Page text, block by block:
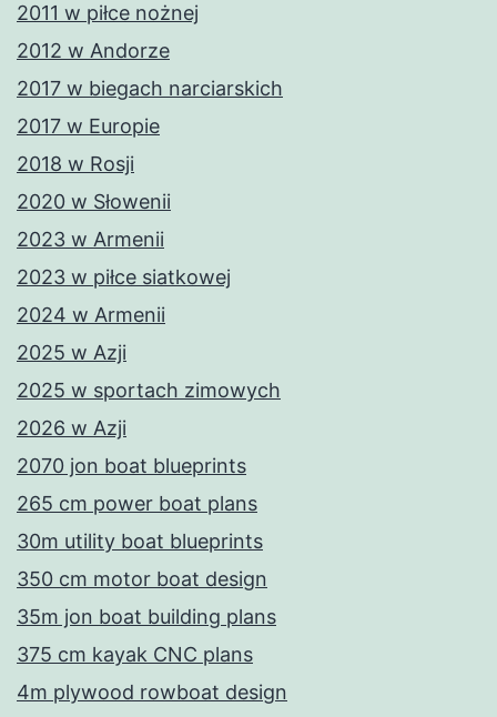
2011 w piłce nożnej
2012 w Andorze
2017 w biegach narciarskich
2017 w Europie
2018 w Rosji
2020 w Słowenii
2023 w Armenii
2023 w piłce siatkowej
2024 w Armenii
2025 w Azji
2025 w sportach zimowych
2026 w Azji
2070 jon boat blueprints
265 cm power boat plans
30m utility boat blueprints
350 cm motor boat design
35m jon boat building plans
375 cm kayak CNC plans
4m plywood rowboat design